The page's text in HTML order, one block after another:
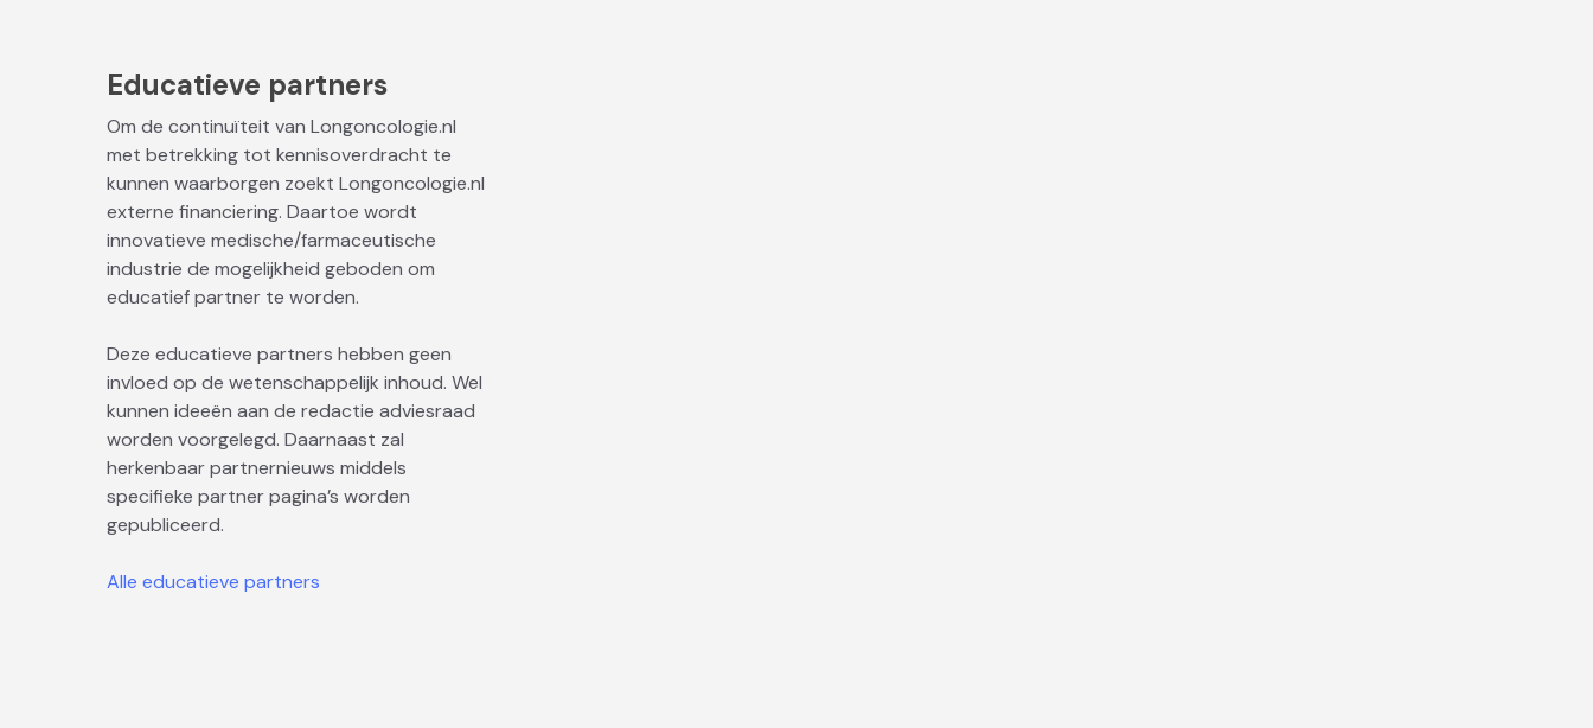
Educatieve partners
Om de continuïteit van Longoncologie.nl
met betrekking tot kennisoverdracht te
kunnen waarborgen zoekt Longoncologie.nl
externe financiering. Daartoe wordt
innovatieve medische/farmaceutische
industrie de mogelijkheid geboden om
educatief partner te worden.
Deze educatieve partners hebben geen
invloed op de wetenschappelijk inhoud. Wel
kunnen ideeën aan de redactie adviesraad
worden voorgelegd. Daarnaast zal
herkenbaar partnernieuws middels
specifieke partner pagina’s worden
gepubliceerd.
Alle educatieve partners